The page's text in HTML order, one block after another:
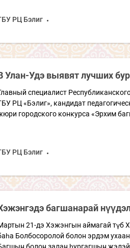
РЦ Бэлиг
Улан-Удэ выявят лучших
специалист
РЦ «Бэлиг», кандидат
городского конкурса «Эрхим
РЦ Бэлиг
багшанарай
21-дэ Хэжэнгын аймагай түб
Болбосоролой болон эрдэм